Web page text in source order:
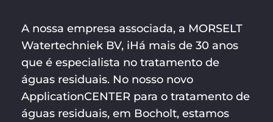
A nossa empresa associada, a MORSELT
Watertechniek BV, iHá mais de 30 anos
que é especialista no tratamento de
águas residuais. No nosso novo
ApplicationCENTER para o tratamento de
águas residuais, em Bocholt, estamos